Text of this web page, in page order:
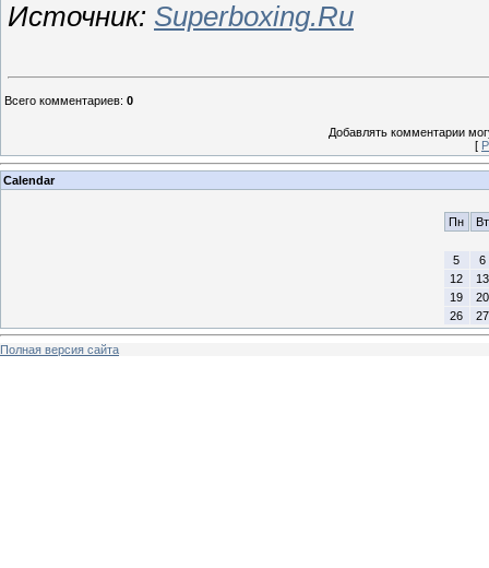
Источник: Superboxing.Ru
Всего комментариев: 0
Добавлять комментарии
[
Calendar
Пн Вт
5
6
12
13
19
20
26
27
Полная версия сайта